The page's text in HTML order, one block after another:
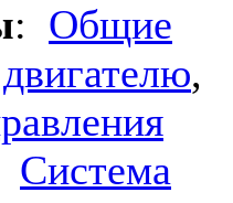
: Общие
,
Система